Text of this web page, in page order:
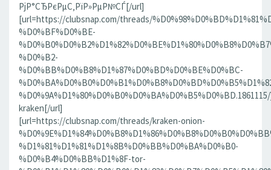
РјР°СЂРєРµС‚РїР»РµР№СЃ[/url]
[url=https://clubsnap.com/threads/
%D0%BF%D0%BE-
%D0%B2-
%D0%BB%D0%B8%D1%87%D0%BD%D0%BE%D0%BC-
kraken[/url]
[url=https://clubsnap.com/threads/kraken-onion-
%D1%81%D1%81%D1%8B%D0%BB%D0%BA%D0%B0-
%D0%B4%D0%BB%D1%8F-tor-